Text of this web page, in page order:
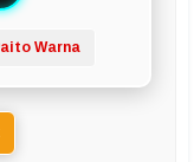
Warna